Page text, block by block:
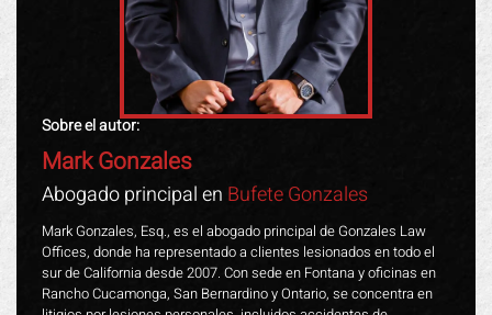
Sobre el autor:
Mark Gonzales
Abogado principal en Bufete Gonzales
Mark Gonzales, Esq., es el abogado principal de Gonzales Law
Offices, donde ha representado a clientes lesionados en todo el
sur de California desde 2007. Con sede en Fontana y oficinas en
Rancho Cucamonga, San Bernardino y Ontario, se concentra en